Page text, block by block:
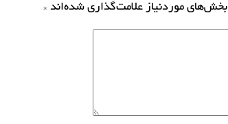
بخش‌های موردنیاز علامت‌گذاری شده‌اند *